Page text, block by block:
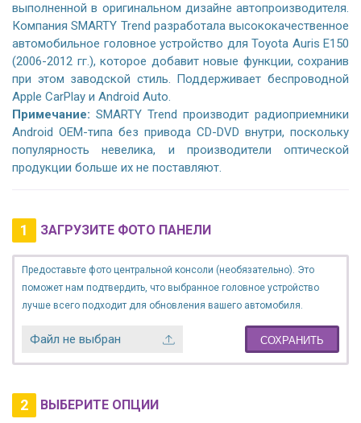
выполненной в оригинальном дизайне автопроизводителя.
Компания SMARTY Trend разработала высококачественное
автомобильное головное устройство для Toyota Auris E150
(2006-2012 гг.), которое добавит новые функции, сохранив
при этом заводской стиль. Поддерживает беспроводной
Apple CarPlay и Android Auto.
Примечание: SMARTY Trend производит радиоприемники
Android OEM-типа без привода CD-DVD внутри, поскольку
популярность невелика, и производители оптической
продукции больше их не поставляют.
1 ЗАГРУЗИТЕ ФОТО ПАНЕЛИ
Предоставьте фото центральной консоли (необязательно). Это
поможет нам подтвердить, что выбранное головное устройство
лучше всего подходит для обновления вашего автомобиля.
Файл не выбран СОХРАНИТЬ
2 ВЫБЕРИТЕ ОПЦИИ